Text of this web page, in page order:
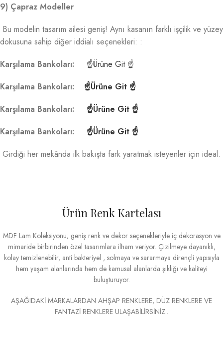
9) Çapraz Modeller
Bu modelin tasarım ailesi geniş! Aynı kasanın farklı işçilik ve yüzey
dokusuna sahip diğer iddialı seçenekleri: :
Karşılama Bankoları:
☝Ürüne Git ☝
Karşılama Bankoları: ☝Ürüne Git ☝
Karşılama Bankoları: ☝Ürüne Git ☝
Karşılama Bankoları: ☝Ürüne Git ☝
Girdiği her mekânda ilk bakışta fark yaratmak isteyenler için ideal.
Ürün Renk Kartelası
MDF Lam Koleksiyonu; geniş renk ve dekor seçenekleriyle iç dekorasyon ve
mimaride birbirinden özel tasarımlara ilham veriyor. Çizilmeye dayanıklı,
kolay temizlenebilir, anti bakteriyel , solmaya ve sararmaya dirençli yapısıyla
hem yaşam alanlarında hem de kamusal alanlarda şıklığı ve kaliteyi
buluşturuyor.
AŞAĞIDAKİ MARKALARDAN AHŞAP RENKLERE, DÜZ RENKLERE VE
FANTAZİ RENKLERE ULAŞABİLİRSİNİZ..